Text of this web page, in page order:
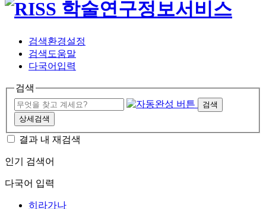
검색환경설정
검색도움말
다국어입력
검색
검색
상세검색
결과 내 재검색
인기 검색어
다국어 입력
히라가나